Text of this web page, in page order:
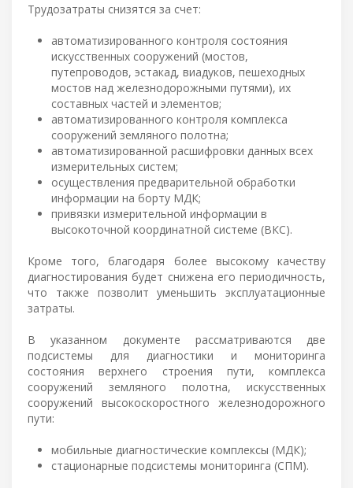
Трудозатраты снизятся за счет:
автоматизированного контроля состояния
искусственных сооружений (мостов,
путепроводов, эстакад, виадуков, пешеходных
мостов над железнодорожными путями), их
составных частей и элементов;
автоматизированного контроля комплекса
сооружений земляного полотна;
автоматизированной расшифровки данных всех
измерительных систем;
осуществления предварительной обработки
информации на борту МДК;
привязки измерительной информации в
высокоточной координатной системе (ВКС).
Кроме того, благодаря более высокому качеству
диагностирования будет снижена его периодичность,
что также позволит уменьшить эксплуатационные
затраты.
В указанном документе рассматриваются две
подсистемы для диагностики и мониторинга
состояния верхнего строения пути, комплекса
сооружений земляного полотна, искусственных
сооружений высокоскоростного железнодорожного
пути:
мобильные диагностические комплексы (МДК);
стационарные подсистемы мониторинга (СПМ).